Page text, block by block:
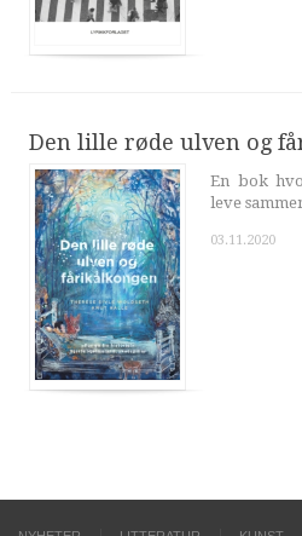
Den lille røde ulven og
En bok
leve
03.11.2020